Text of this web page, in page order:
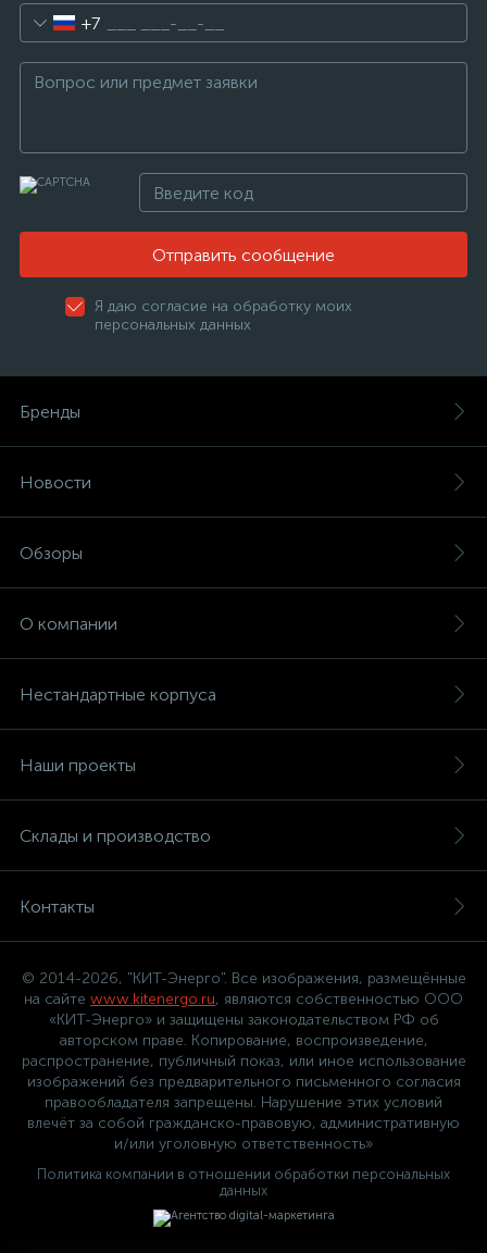
+7
Отправить сообщение
Я даю согласие на обработку моих
персональных данных
Бренды
Новости
Обзоры
О компании
Нестандартные корпуса
Наши проекты
Склады и производство
Контакты
© 2014-2026, "КИТ-Энерго". Все изображения, размещённые
на сайте www.kitenergo.ru, являются собственностью ООО
«КИТ-Энерго» и защищены законодательством РФ об
авторском праве. Копирование, воспроизведение,
распространение, публичный показ, или иное использование
изображений без предварительного письменного согласия
правообладателя запрещены. Нарушение этих условий
влечёт за собой гражданско-правовую, административную
и/или уголовную ответственность»
Политика компании в отношении обработки персональных
данных